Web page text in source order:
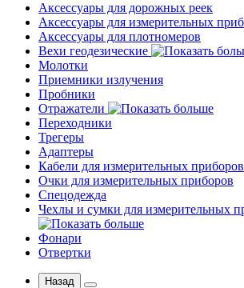
Аксессуары для дорожных реек
Аксессуары для измерительных
Аксессуары для плотномеров
Вехи геодезические
Молотки
Приемники излучения
Пробники
Отражатели
Переходники
Трегеры
Адаптеры
Кабели для измерительных приборов
Очки для измерительных приборов
Спецодежда
Чехлы и сумки для измерительных
Фонари
Отвертки
Назад